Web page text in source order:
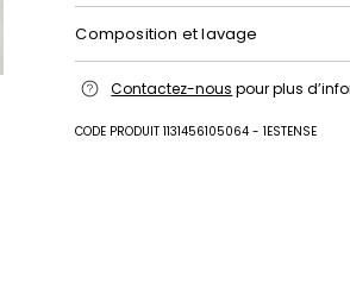
Composition et lavage
chloré interdit; séchage en tambour
nettoyage à sec doux au
Contactez-nous pour plus
CODE PRODUIT 1131456105064 - 1ESTENSE